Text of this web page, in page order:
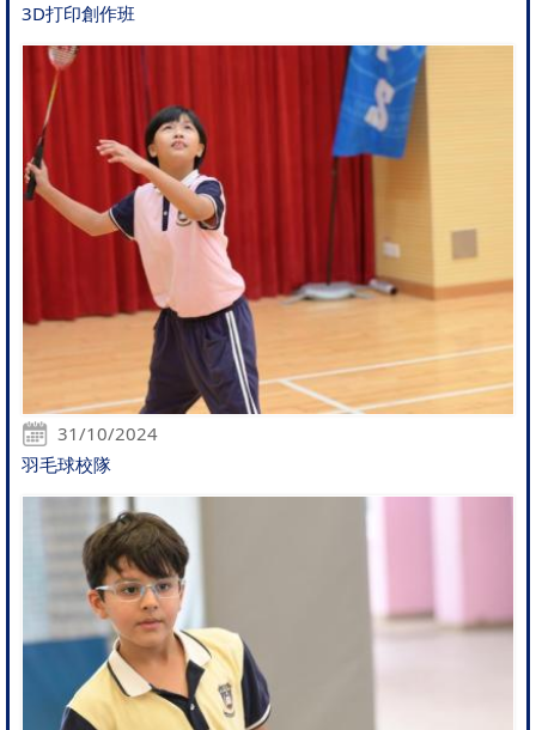
3D打印創作班
31/10/2024
羽毛球校隊